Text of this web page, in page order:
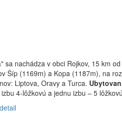
sa nachádza v obci Rojkov, 15 km
Šíp (1169m) a Kopa (1187m), na
Liptova, Oravy a Turca.
4-lôžkovú a jednu izbu – 5